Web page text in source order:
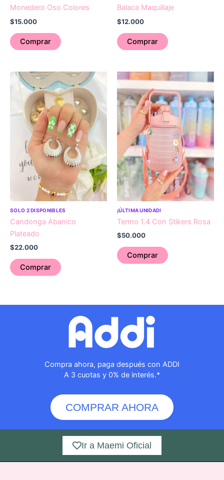
Monedero Oso Colores
$15.000
Comprar
Balaca Maquillaje
$12.000
Comprar
SOLO 2 DISPONIBLES
Candonga Abanico
Plateado
$22.000
Comprar
¡ÚLTIMA UNIDAD!
Termo 1.4 Con Stikers Rosa
$50.000
Comprar
Compra ahora, paga después con ADDI
A 3 cuotas y 0% de interés.*
COMPRAR AHORA
Ir a Maemi Oficial